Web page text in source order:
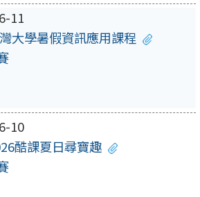
11
大學暑假資訊應用課程
10
酷課夏日尋寶趣